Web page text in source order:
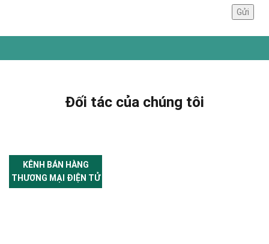
Đối tác của chúng tôi
KÊNH BÁN HÀNG
THƯƠNG MẠI ĐIỆN TỬ